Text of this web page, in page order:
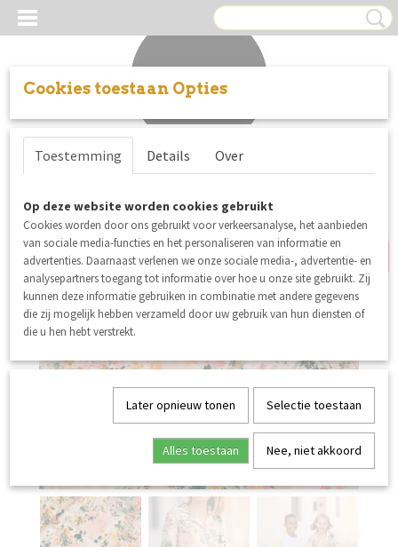
Inloggen Registreren
uitverkocht
Cookies toestaan Opties
Toestemming Details Over
Op deze website worden cookies gebruikt
Cookies worden door ons gebruikt voor verkeersanalyse, het aanbieden
van sociale media-functies en het personaliseren van informatie en
advertenties. Daarnaast verlenen we onze sociale media-, advertentie- en
analysepartners toegang tot informatie over hoe u onze site gebruikt. Zij
kunnen deze informatie gebruiken in combinatie met andere gegevens
die zij mogelijk hebben verzameld door uw gebruik van hun diensten of
die u hen hebt verstrekt.
Later opnieuw tonen Selectie toestaan
Alles toestaan Nee, niet akkoord